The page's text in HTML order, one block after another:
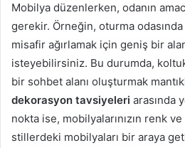
Mobilya düzenlerken, odanın
gerekir. Örneğin, oturma odasında
misafir ağırlamak için geniş bir
isteyebilirsiniz. Bu durumda,
bir sohbet alanı oluşturmak
dekorasyon tavsiyeleri arasında
nokta ise, mobilyalarınızın renk
stillerdeki mobilyaları bir araya